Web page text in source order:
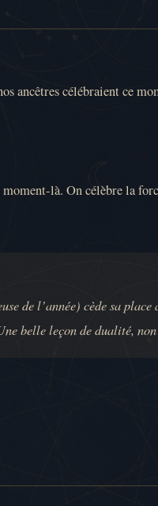
ancêtres célébraient ce
là. On célèbre la
de l’année) cède sa place
belle leçon de dualité,